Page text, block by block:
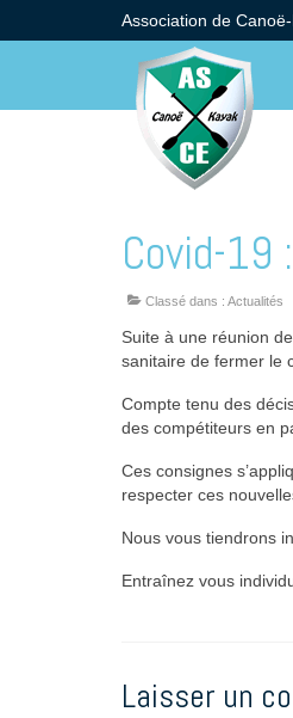
Association de
Covid-19
Classé dans : Actualités
Suite à une réunion
sanitaire de fermer le
Compte tenu des
des compétiteurs en
Ces consignes
respecter ces
Nous vous tiendrons
Entraînez vous
Laisser un